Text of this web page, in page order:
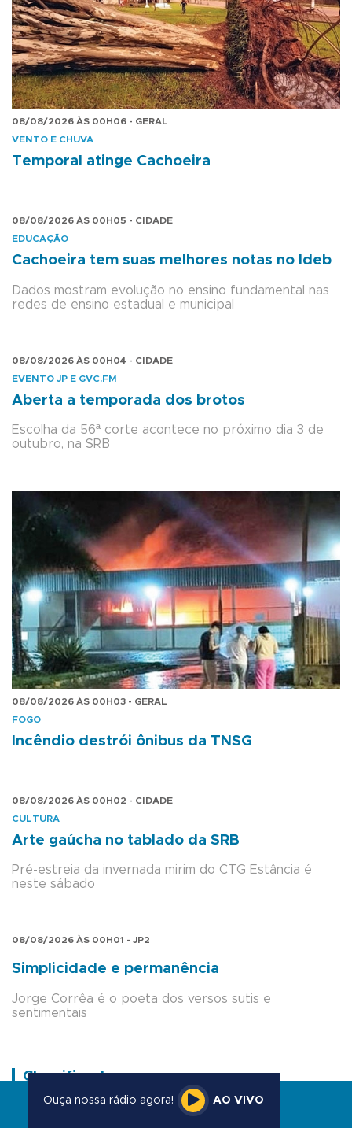
08/08/2026 ÀS 00H06 - GERAL
VENTO E CHUVA
Temporal atinge Cachoeira
08/08/2026 ÀS 00H05 - CIDADE
EDUCAÇÃO
Cachoeira tem suas melhores notas no Ideb
Dados mostram evolução no ensino fundamental nas
redes de ensino estadual e municipal
08/08/2026 ÀS 00H04 - CIDADE
EVENTO JP E GVC.FM
Aberta a temporada dos brotos
Escolha da 56ª corte acontece no próximo dia 3 de
outubro, na SRB
08/08/2026 ÀS 00H03 - GERAL
FOGO
Incêndio destrói ônibus da TNSG
08/08/2026 ÀS 00H02 - CIDADE
CULTURA
Arte gaúcha no tablado da SRB
Pré-estreia da invernada mirim do CTG Estância é
neste sábado
08/08/2026 ÀS 00H01 - JP2
Simplicidade e permanência
Jorge Corrêa é o poeta dos versos sutis e
sentimentais
Classificados
O Caderno de Classificados tem circulação às
Ouça nossa rádio agora! AO VIVO